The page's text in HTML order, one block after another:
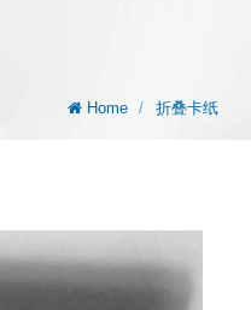
Home / 折叠卡纸